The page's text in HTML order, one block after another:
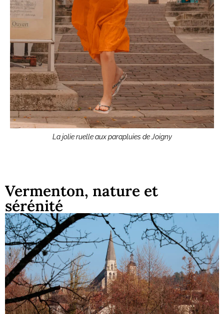
La jolie ruelle aux parapluies de Joigny
Vermenton, nature et
sérénité